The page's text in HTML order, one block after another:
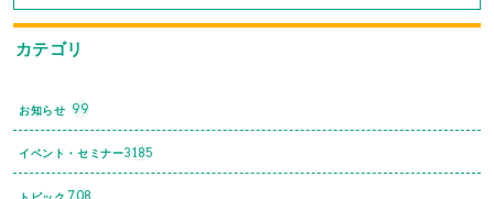
カテゴリ
お知らせ 99
イベント・セミナー3185
708